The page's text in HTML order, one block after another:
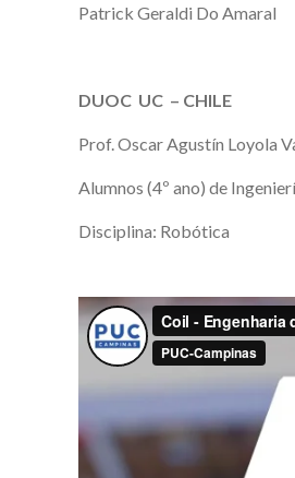
Patrick Geraldi Do Amaral
DUOC UC – CHILE
Prof. Oscar Agustín Loyola
Alumnos (4º ano) de
Disciplina: Robótica